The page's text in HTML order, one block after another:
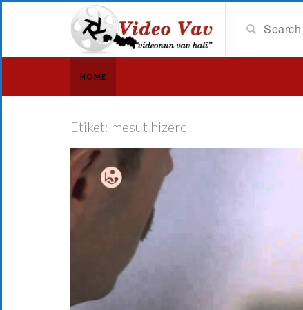
HOME
Etiket: mesut hizercı